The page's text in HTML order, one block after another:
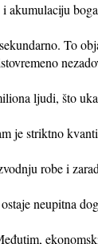
akumulaciju
To
ljudi, što
je striktno
robe i
neupitna